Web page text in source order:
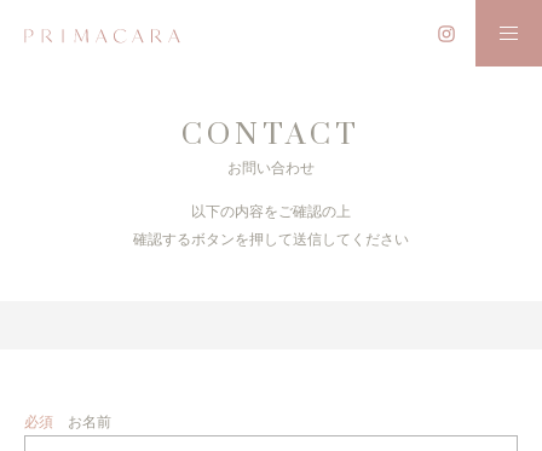
CONTACT
お問い合わせ
以下の内容をご確認の上
確認するボタンを押して送信してください
必須 お名前